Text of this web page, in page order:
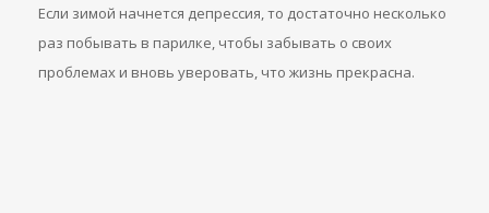
Если зимой начнется депрессия, то достаточно несколько
раз побывать в парилке, чтобы забывать о своих
проблемах и вновь уверовать, что жизнь прекрасна.